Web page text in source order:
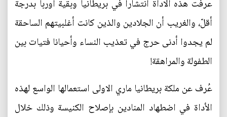
عرفت هذه الاداة انتشاراً في بريطانيا وبقية أوربا بدرجة
أقلّ، والغريب أن الجلادين والذين كانت أغلبيتهم الساحقة
لم يجدوا أدنى حرج في تعذيب النساء وأحيانا فتيات بين
الطفولة والمراهقة!
عُرف عن ملكة بريطانيا ماري الاولى استعمالها الواسع لهذه
الأداة في اضطهاد المنادين بإصلاح الكنيسة وذلك خلال